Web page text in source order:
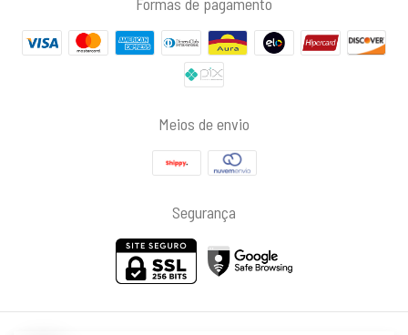
Meios de envio
Segurança